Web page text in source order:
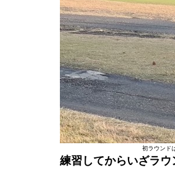
初ラウンド
練習してからいざラウ